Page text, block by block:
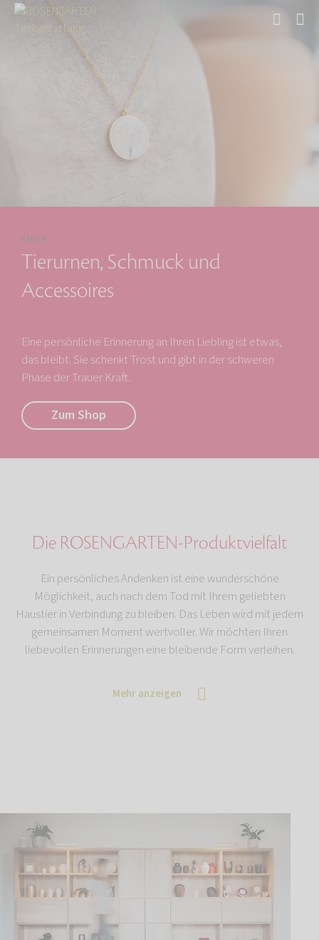
SHOP
Tierurnen, Schmuck und
Accessoires
Eine persönliche Erinnerung an Ihren Liebling ist etwas,
das bleibt. Sie schenkt Trost und gibt in der schweren
Phase der Trauer Kraft.
Zum Shop
Die ROSENGARTEN-Produktvielfalt
Ein persönliches Andenken ist eine wunderschöne
Möglichkeit, auch nach dem Tod mit Ihrem geliebten
Haustier in Verbindung zu bleiben. Das Leben wird mit jedem
gemeinsamen Moment wertvoller. Wir möchten Ihren
liebevollen Erinnerungen eine bleibende Form verleihen.
Mehr anzeigen